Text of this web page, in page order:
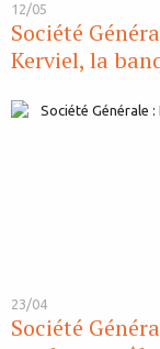
12/05
Société
Kerviel, la
23/04
Société